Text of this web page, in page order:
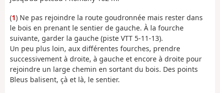
(1) Ne pas rejoindre la route goudronnée mais rester dans
le bois en prenant le sentier de gauche. À la fourche
suivante, garder la gauche (piste VTT 5-11-13).
Un peu plus loin, aux différentes fourches, prendre
successivement à droite, à gauche et encore à droite pour
rejoindre un large chemin en sortant du bois. Des points
Bleus balisent, çà et là, le sentier.